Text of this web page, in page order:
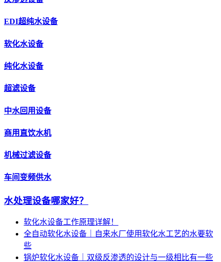
EDI超纯水设备
软化水设备
纯化水设备
超滤设备
中水回用设备
商用直饮水机
机械过滤设备
车间变频供水
水处理设备哪家好？
软化水设备工作原理详解！
全自动软化水设备｜自来水厂使用软化水工艺的水要软
些
锅炉软化水设备｜双级反渗透的设计与一级相比有一些